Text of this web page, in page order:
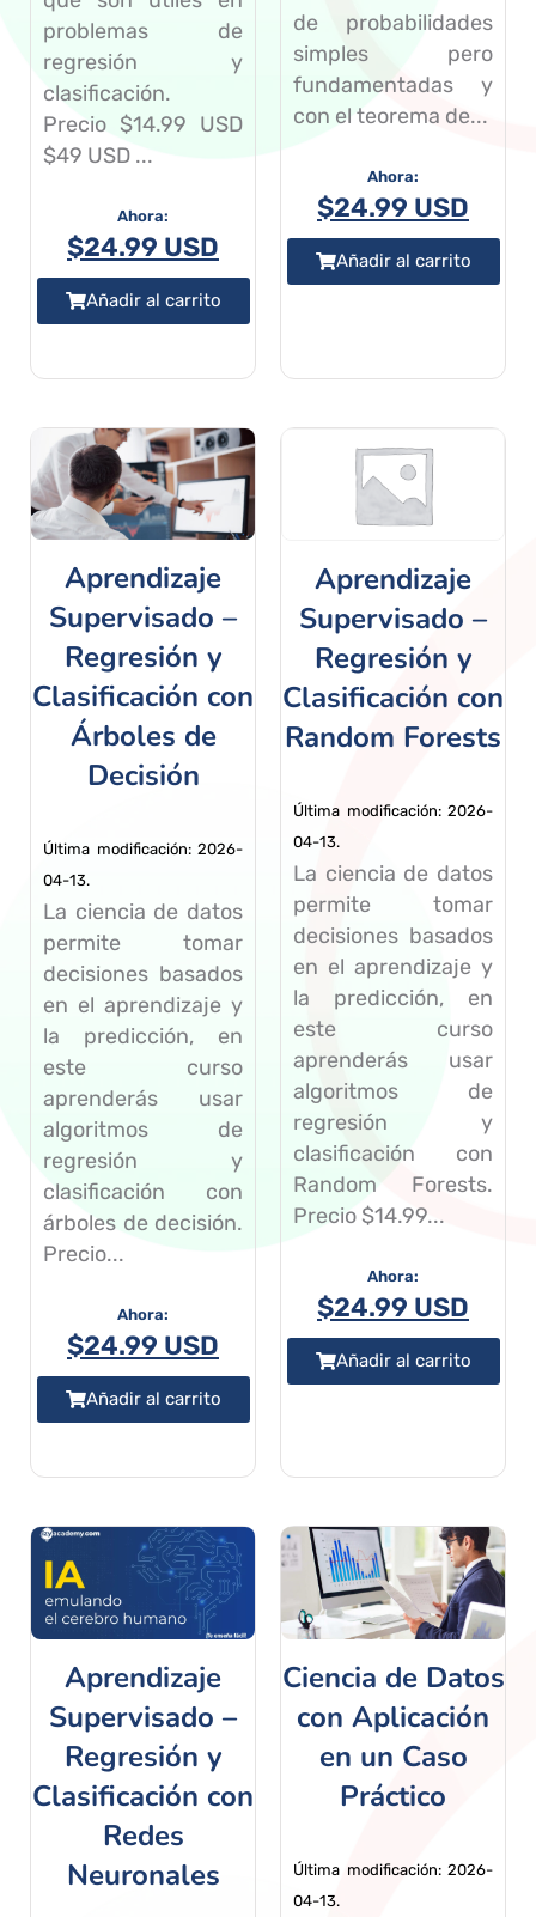
problemas de
regresión y
clasificación.
Precio $14.99 USD
$49 USD ...
$24.99 USD
Añadir al carrito
de probabilidades
simples pero
fundamentadas y
con el teorema de...
$24.99 USD
Añadir al carrito
Aprendizaje
Supervisado –
Regresión y
Clasificación con
Árboles de
Decisión
Última modificación: 2026-
04-13.
La ciencia de datos
permite tomar
decisiones basados
en el aprendizaje y
la predicción, en
este curso
aprenderás usar
algoritmos de
regresión y
clasificación con
árboles de decisión.
Precio...
$24.99 USD
Añadir al carrito
Aprendizaje
Supervisado –
Regresión y
Clasificación con
Random Forests
Última modificación: 2026-
04-13.
La ciencia de datos
permite tomar
decisiones basados
en el aprendizaje y
la predicción, en
este curso
aprenderás usar
algoritmos de
regresión y
clasificación con
Random Forests.
Precio $14.99...
$24.99 USD
Añadir al carrito
Aprendizaje
Supervisado –
Regresión y
Clasificación con
Redes
Neuronales
Ciencia de Datos
con Aplicación
en un Caso
Práctico
Última modificación: 2026-
04-13.